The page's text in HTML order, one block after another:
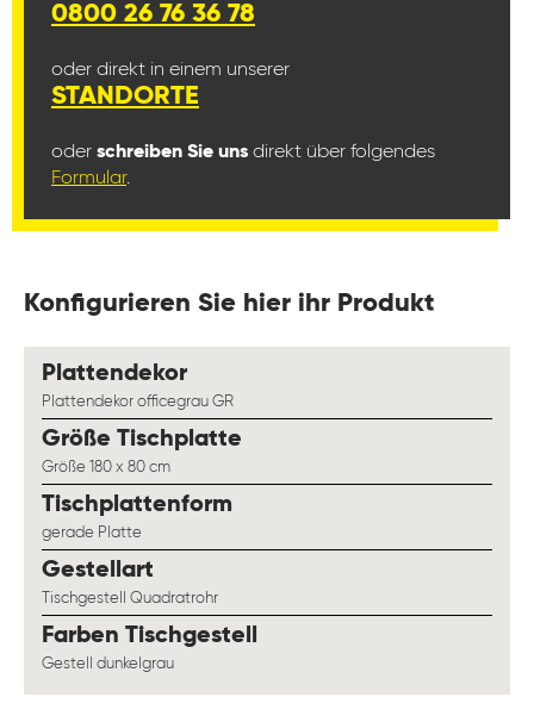
0800 26 76 36 78
oder direkt in einem unserer
STANDORTE
oder schreiben Sie uns direkt über folgendes
Formular.
Konfigurieren Sie hier ihr Produkt
Plattendekorauswählen
Plattendekor officegrau GR
Größe Tischplatte
Größe 180 x 80 cm
Tischplattenform
gerade Platte
Gestellart
Tischgestell Quadratrohr
Farben Tischgestell
Gestell dunkelgrau